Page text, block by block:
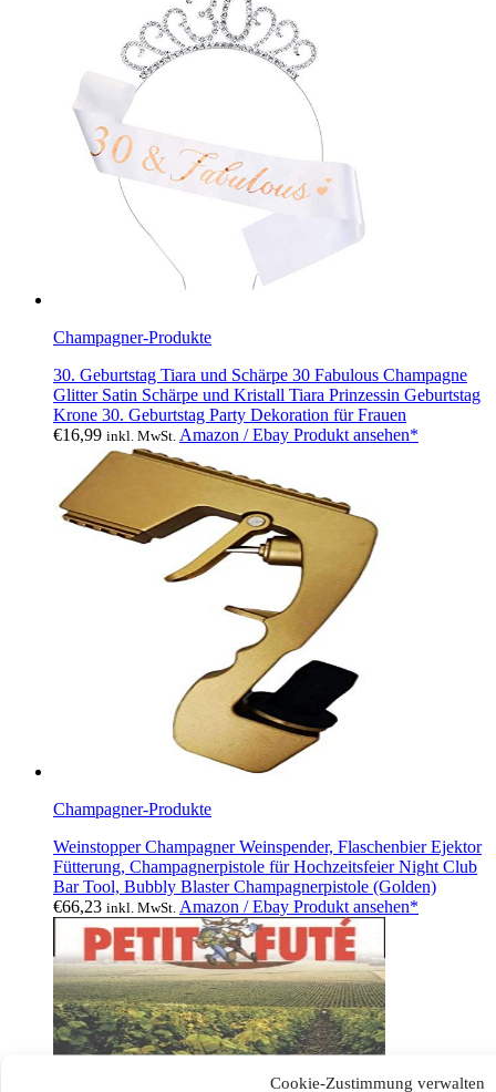
Champagner-Produkte
30. Geburtstag Tiara und Schärpe 30 Fabulous Champagne
Glitter Satin Schärpe und Kristall Tiara Prinzessin Geburtstag
Krone 30. Geburtstag Party Dekoration für Frauen
€16,99 inkl. MwSt. Amazon / Ebay Produkt ansehen*
Champagner-Produkte
Weinstopper Champagner Weinspender, Flaschenbier Ejektor
Fütterung, Champagnerpistole für Hochzeitsfeier Night Club
Bar Tool, Bubbly Blaster Champagnerpistole (Golden)
€66,23 inkl. MwSt. Amazon / Ebay Produkt ansehen*
Cookie-Zustimmung verwalten